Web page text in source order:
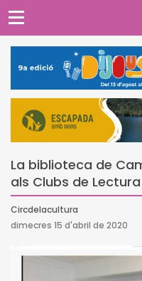
La biblioteca de
als Clubs de Lectura
Circdelacultura
dimecres 15 d'abril de 2020